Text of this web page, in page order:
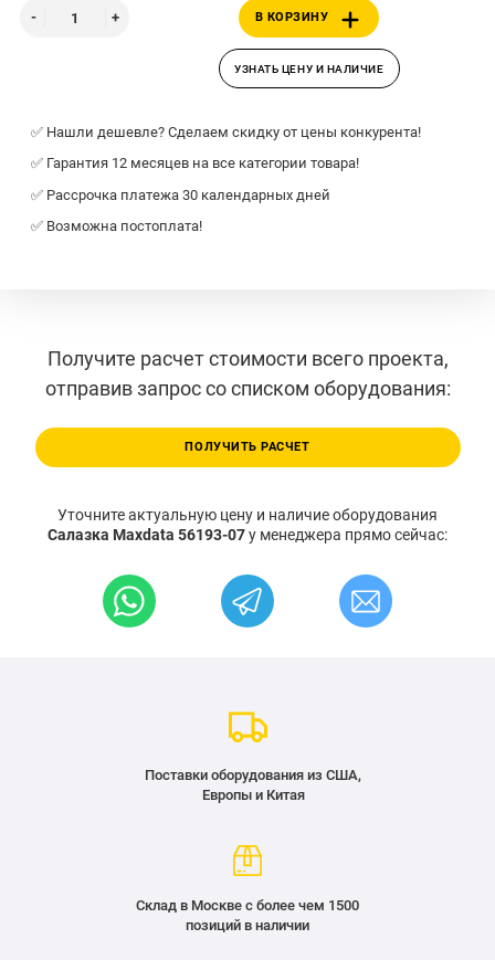
В КОРЗИНУ
УЗНАТЬ ЦЕНУ И НАЛИЧИЕ
✅ Нашли дешевле? Сделаем скидку от цены конкурента!
✅ Гарантия 12 месяцев на все категории товара!
✅ Рассрочка платежа 30 календарных дней
✅ Возможна постоплата!
Получите расчет стоимости всего проекта,
отправив запрос со списком оборудования:
ПОЛУЧИТЬ РАСЧЕТ
Уточните актуальную цену и наличие оборудования
Салазка Maxdata 56193-07у менеджера прямо сейчас:
Поставки оборудования из США,
Европы и Китая
Склад в Москве с более чем 1500
позиций в наличии